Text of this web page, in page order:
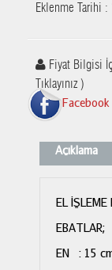
Eklenme Tarihi :
Fiyat Bilgisi
Tıklayınız )
Facebook
Açıklama
EL İŞLEME
EBATLAR;
EN : 15